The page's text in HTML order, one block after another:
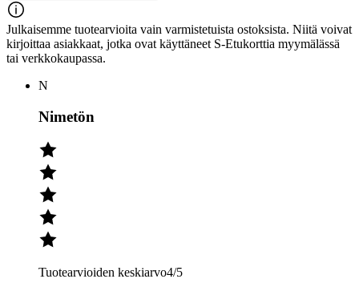
Julkaisemme tuotearvioita vain varmistetuista ostoksista. Niitä voivat
kirjoittaa asiakkaat, jotka ovat käyttäneet S-Etukorttia myymälässä
tai verkkokaupassa.
N
Nimetön
Tuotearvioiden keskiarvo4/5